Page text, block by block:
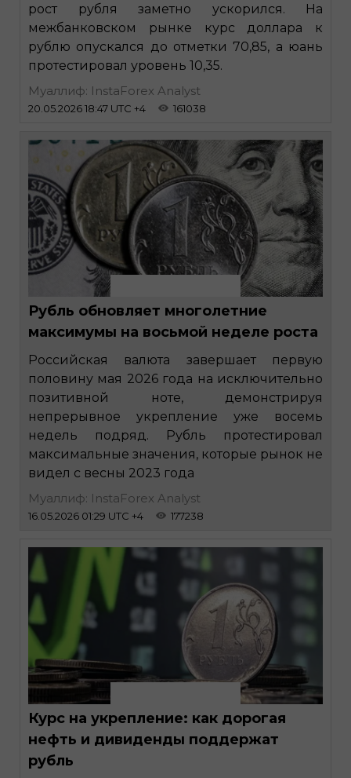
рост рубля заметно ускорился. На
межбанковском рынке курс доллара к
рублю опускался до отметки 70,85, а юань
протестировал уровень 10,35.
Муаллиф: InstaForex Analyst
20.05.2026 18:47 UTC +4 161038
Рубль обновляет многолетние
максимумы на восьмой неделе роста
Российская валюта завершает первую
половину мая 2026 года на исключительно
позитивной ноте, демонстрируя
непрерывное укрепление уже восемь
недель подряд. Рубль протестировал
максимальные значения, которые рынок не
видел с весны 2023 года
Муаллиф: InstaForex Analyst
16.05.2026 01:29 UTC +4 177238
Курс на укрепление: как дорогая
нефть и дивиденды поддержат
рубль